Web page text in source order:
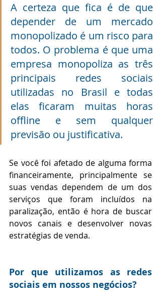
A certeza que fica é de que
depender de um mercado
monopolizado é um risco para
todos. O problema é que uma
empresa monopoliza as três
principais redes sociais
utilizadas no Brasil e todas
elas ficaram muitas horas
offline e sem qualquer
previsão ou justificativa.
Se você foi afetado de alguma forma
financeiramente, principalmente se
suas vendas dependem de um dos
serviços que foram incluídos na
paralização, então é hora de buscar
novos canais e desenvolver novas
estratégias de venda.
Por que utilizamos as redes
sociais em nossos negócios?